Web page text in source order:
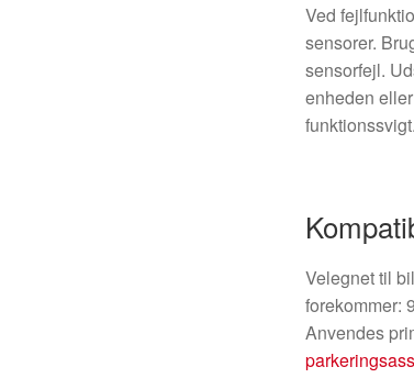
Ved
sensorer.
sensorfejl.
enheden
funktionssvigt.
Velegnet til
forekommer:
Anvendes